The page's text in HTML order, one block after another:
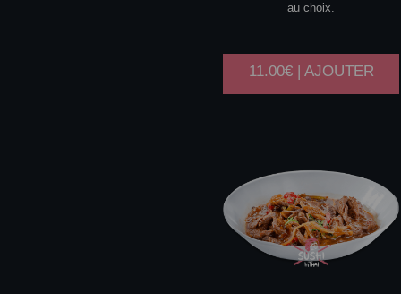
au choix.
11.00€ | AJOUTER